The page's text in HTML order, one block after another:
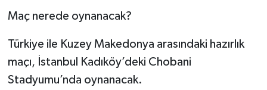
Maç nerede oynanacak?
Türkiye ile Kuzey Makedonya arasındaki hazırlık
maçı, İstanbul Kadıköy’deki Chobani
Stadyumu’nda oynanacak.